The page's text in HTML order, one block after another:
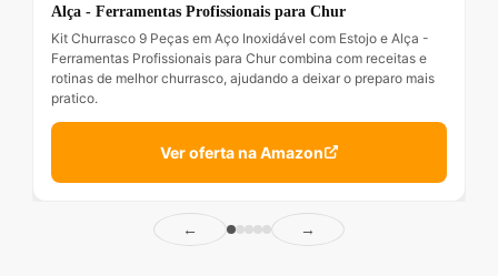
Alça - Ferramentas Profissionais para Chur
Kit Churrasco 9 Peças em Aço Inoxidável com Estojo e Alça -
Ferramentas Profissionais para Chur combina com receitas e
rotinas de melhor churrasco, ajudando a deixar o preparo mais
pratico.
Ver oferta na Amazon
← →